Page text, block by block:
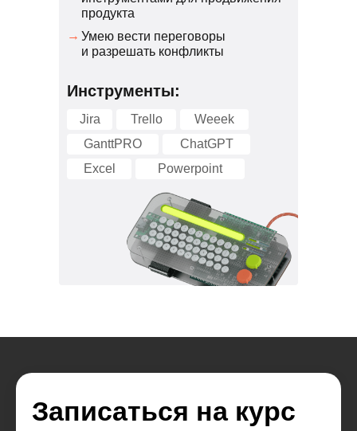
Инструменты:
продукта
→ Умею вести переговоры
и разрешать конфликты
Jira
GanttPRO
СhatGPT
Excel
Powerpoint
Trello Weeek
Записаться на курс